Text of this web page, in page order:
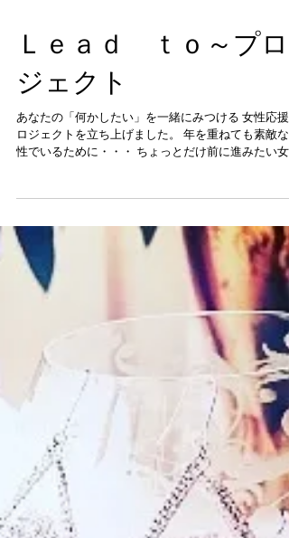
ジェクト
あなたの「何かしたい」を一緒にみつける 女性応援
ロジェクトを立ち上げました。 年を重ねても素敵な
性でいるために・・・ ちょっとだけ前に進みたい女
性。 すごーく前に進みたい女性。 Ｌｅａｄ ｔｏ～
内人。 私たちがサポートいたします、 www.leadto-